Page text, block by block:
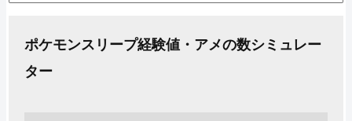
ポケモンスリープ経験値・アメの数シミュレー
ター